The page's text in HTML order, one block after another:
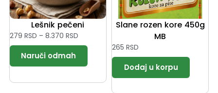
Lešnik pečeni
279 RSD – 8.370 RSD
Slane rozen kore 450g
MB
265 RSD